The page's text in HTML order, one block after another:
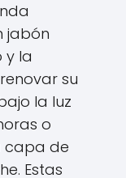
jabón
y la
su
la luz
o
capa de
Estas